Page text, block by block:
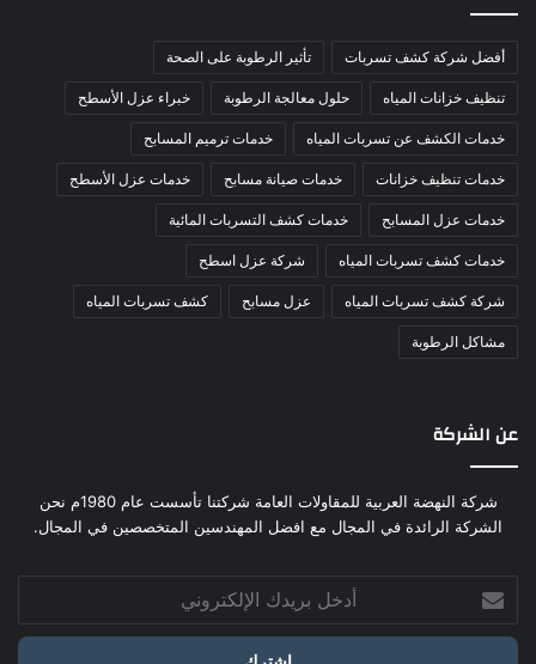
أفضل شركة كشف تسربات تأثير الرطوبة على الصحة
تنظيف خزانات المياه حلول معالجة الرطوبة خبراء عزل الأسطح
خدمات الكشف عن تسربات المياه خدمات ترميم المسابح
خدمات تنظيف خزانات خدمات صيانة مسابح خدمات عزل الأسطح
خدمات عزل المسابح خدمات كشف التسربات المائية
خدمات كشف تسربات المياه شركة عزل اسطح
شركة كشف تسربات المياه عزل مسابح كشف تسربات المياه
مشاكل الرطوبة
عن الشركة
شركة النهضة العربية للمقاولات العامة شركتنا تأسست عام 1980م نحن
الشركة الرائدة في المجال مع افضل المهندسين المتخصصين في المجال.
بريدك
الإلكتروني